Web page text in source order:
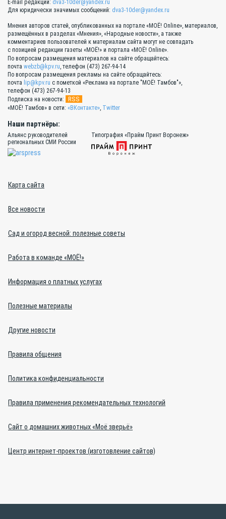
E-mail редакции: dva3-10der@yandex.ru
Для юридически значимых сообщений: dva3-10der@yandex.ru
Мнения авторов статей, опубликованных на портале «МОЁ! Online», материалов,
размещённых в разделах «Мнения», «Народные новости», а также
комментариев пользователей к материалам сайта могут не совпадать
с позицией редакции газеты «МОЁ!» и портала «МОЁ! Online».
По вопросам размещения материалов на сайте обращайтесь:
почта webzb@kpv.ru , телефон (473) 267-94-14
По вопросам размещения рекламы на сайте обращайтесь:
почта lip@kpv.ru с пометкой «Реклама на портале "МОЁ! Тамбов"»,
телефон (473) 267-94-13
Подписка на новости:
RSS
«МОЁ! Тамбов» в сети: «ВКонтакте» Twitter
Наши партнёры:
Альянс руководителей
региональных СМИ России
Типография «Прайм Принт Воронеж»
Карта сайта
Все новости
Сад и огород весной: полезные советы
Работа в команде «МОЁ!»
Информация о платных услугах
Полезные материалы
Другие новости
Правила общения
Политика конфиденциальности
Правила применения рекомендательных технологий
Сайт о домашних животных «Моё зверьё»
Центр интернет-проектов (изготовление сайтов)